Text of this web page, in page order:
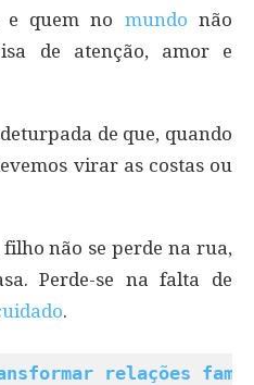
e quem no mundo não
de atenção, amor e
de que, quando
virar as costas ou
filho não se perde na rua,
Perde-se na falta de
.
relações